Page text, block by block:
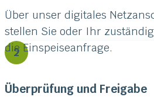
Über unser digitales
stellen Sie oder Ihr
die Einspeiseanfrage.
2
Überprüfung und Freigabe